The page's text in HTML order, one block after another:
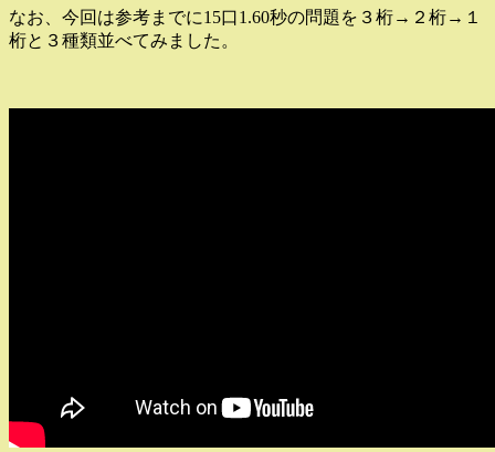
なお、今回は参考までに15口1.60秒の問題を３桁→２桁→１
桁と３種類並べてみました。